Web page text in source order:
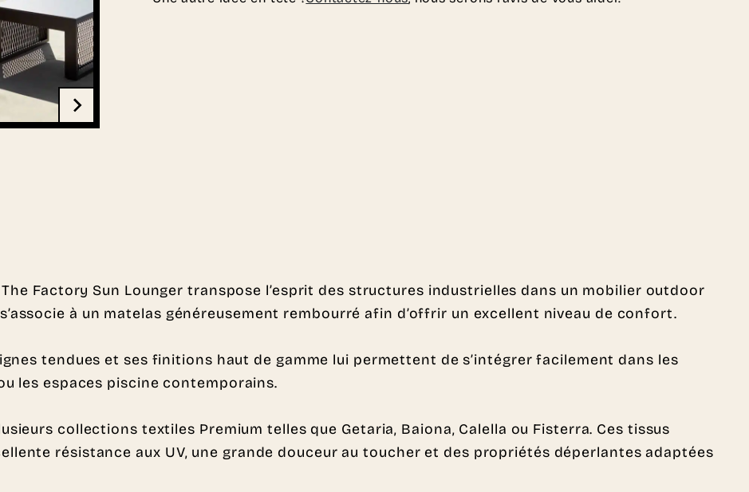
The Factory Sun Lounger transpose l’esprit des structures industrielles dans un mobilier outdoor
à un matelas généreusement rembourré afin d’offrir un excellent niveau de confort.
tendues et ses finitions haut de gamme lui permettent de s’intégrer facilement dans les
les espaces piscine contemporains.
collections textiles Premium telles que Getaria, Baiona, Calella ou Fisterra. Ces tissus
résistance aux UV, une grande douceur au toucher et des propriétés déperlantes adaptées